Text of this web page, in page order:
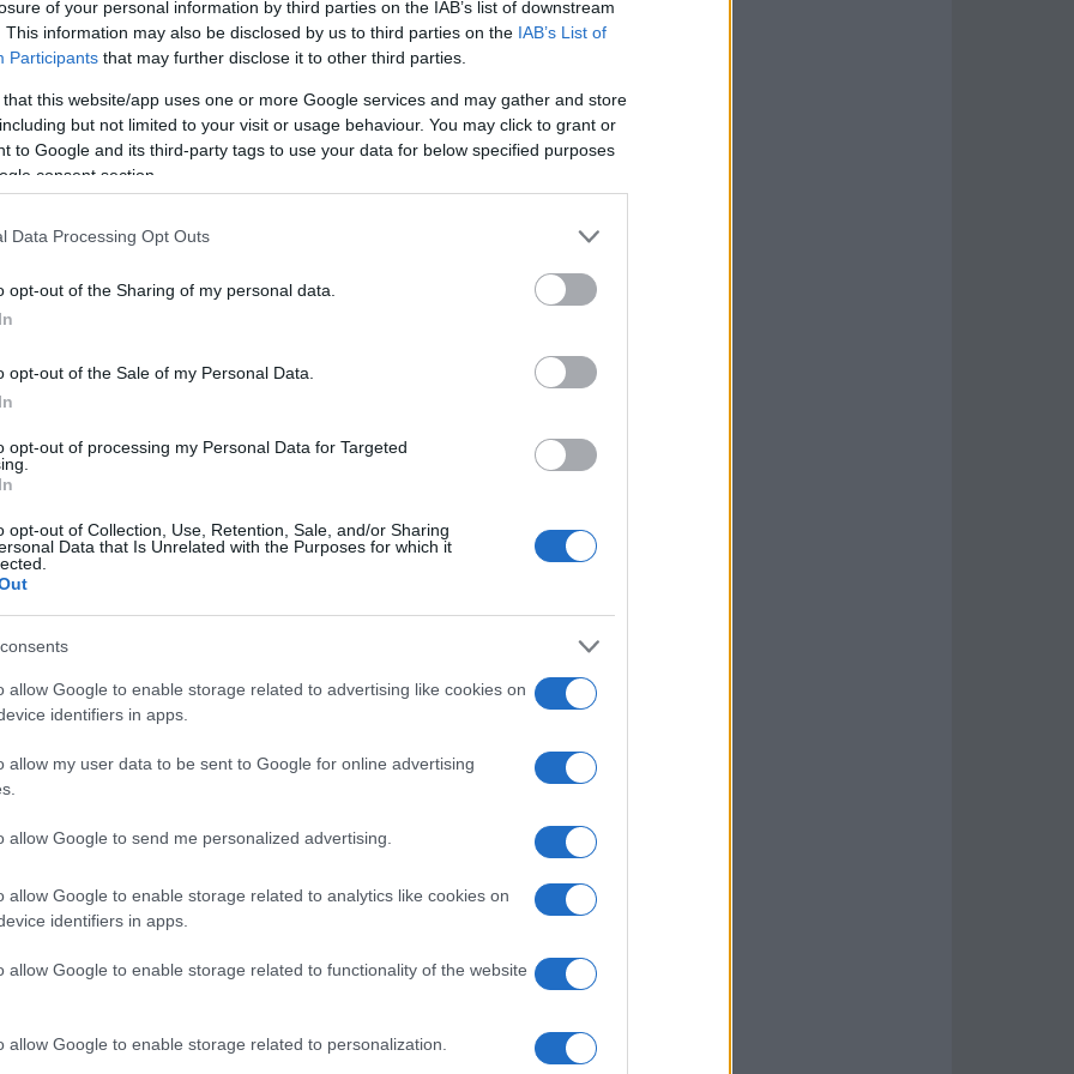
of your personal information by third parties on the IAB’s list of downstream
This information may also be disclosed by us to third parties on the IAB’s List of
Participants that may further disclose it to other third parties.
this website/app uses one or more Google services and may gather and store
but not limited to your visit or usage behaviour. You may click to grant or
to Google and its third-party tags to use your data for below specified purposes
consent section.
Data Processing Opt Outs
opt-out of the Sharing of my personal data.
opt-out of the Sale of my Personal Data.
opt-out of processing my Personal Data for Targeted
opt-out of Collection, Use, Retention, Sale, and/or Sharing
Data that Is Unrelated with the Purposes for which it
allow Google to enable storage related to advertising like cookies on
identifiers in apps.
allow my user data to be sent to Google for online advertising
allow Google to send me personalized advertising.
allow Google to enable storage related to analytics like cookies on
identifiers in apps.
allow Google to enable storage related to functionality of the website
allow Google to enable storage related to personalization.
Lodigiano l’8 agosto del 1988 e non sa
immediatamente l’arte della palla a
con percorsi differenti, gli dà una spinta a
a16 anniquando fa il suo esordio
Milano che l’anno seguente lo ingaggia
di miglior giocatore italiano del
prevedeva la possibilità delGallo, questo il